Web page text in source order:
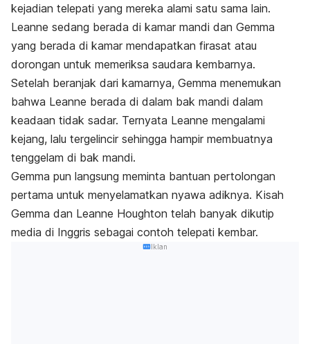
kejadian telepati yang mereka alami satu sama lain.
Leanne sedang berada di kamar mandi dan Gemma
yang berada di kamar mendapatkan firasat atau
dorongan untuk memeriksa saudara kembarnya.
Setelah beranjak dari kamarnya, Gemma menemukan
bahwa Leanne berada di dalam bak mandi dalam
keadaan tidak sadar. Ternyata Leanne mengalami
kejang, lalu tergelincir sehingga hampir membuatnya
tenggelam di bak mandi.
Gemma pun langsung meminta bantuan pertolongan
pertama untuk menyelamatkan nyawa adiknya. Kisah
Gemma dan Leanne Houghton telah banyak dikutip
media di Inggris sebagai contoh telepati kembar.
Iklan